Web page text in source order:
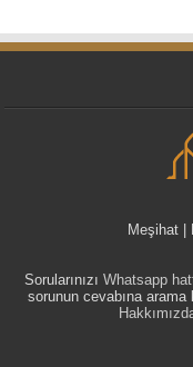
Meşihat |
Sorularınızı Whatsapp
sorunun cevabına